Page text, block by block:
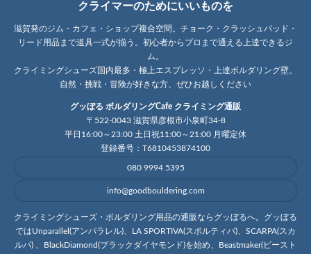
クライマーのためにいいものを
滋賀発のジム・カフェ・ショップ複合空間。チョーク・クラッシュパッド・
リード用品まで道具一式が揃う。初心者からプロまで通える上達できるジ
ム。
クライミングシューズ国内最多・極上エスプレッソ・上達ボルダリング壁。
自然・挑戦・冒険が好きな方、ぜひお越しください
グッぼる ボルダリングCafe クライミング通販
〒522-0043 滋賀県彦根市小泉町34-8
平日16:00～23:00 土日祝11:00～21:00 月曜定休
登録番号：T6810453874100
080 9994 5395
info@goodbouldering.com
クライミングシューズ・ボルダリング用品の通販ならグッぼるへ。グッぼる
ではUnparallel(アンパラレル)、LA SPORTIVA(スポルティバ)、SCARPA(スカ
ルパ) 、BlackDiamond(ブラックダイヤモンド)を始め、Beastmaker(ビースト